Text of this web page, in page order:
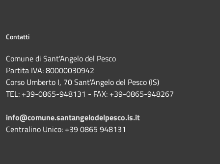
Contatti
Comune di Sant'Angelo del Pesco
Partita IVA: 80000030942
Corso Umberto I, 70 Sant'Angelo del Pesco (IS)
TEL: +39-0865-948131 - FAX: +39-0865-948267
info@comune.santangelodelpesco.is.it
Centralino Unico: +39 0865 948131